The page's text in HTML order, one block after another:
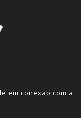
em conexão com a